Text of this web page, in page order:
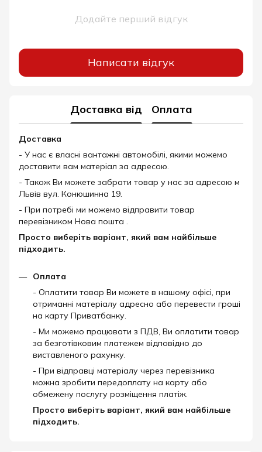
Додайте перший відгук
Написати відгук
Доставка від Оплата
Доставка
- У нас є власні вантажні автомобілі, якими можемо
доставити вам матеріал за адресою.
- Також Ви можете забрати товар у нас за адресою м
Львів вул. Конюшинна 19.
- При потребі ми можемо відправити товар
перевізником Нова пошта .
Просто виберіть варіант, який вам найбільше
підходить.
Оплата
- Оплатити товар Ви можете в нашому офісі, при
отриманні матеріалу адресно або перевести гроші
на карту Приватбанку.
- Ми можемо працювати з ПДВ, Ви оплатити товар
за безготівковим платежем відповідно до
виставленого рахунку.
- При відправці матеріалу через перевізника
можна зробити передоплату на карту або
обмежену послугу розміщення платіж.
Просто виберіть варіант, який вам найбільше
підходить.